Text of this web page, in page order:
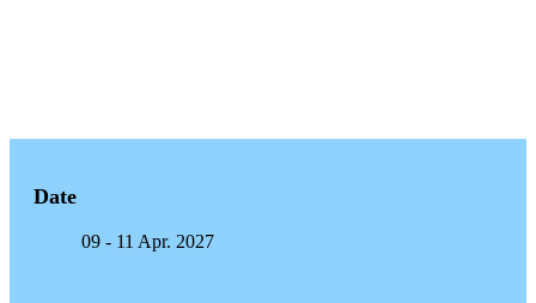
Date
09 - 11 Apr. 2027